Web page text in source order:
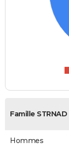
Famille STRNAD
Hommes